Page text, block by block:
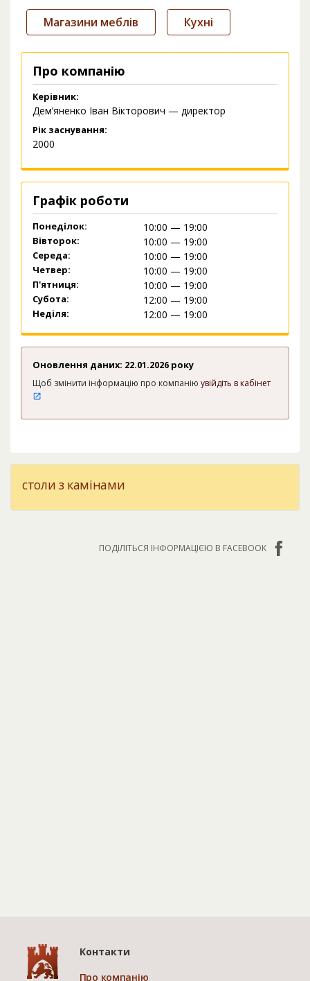
Магазини меблів Кухні
Про компанію
Керівник:
Дем’яненко Іван Вікторович — директор
Рік заснування:
2000
Графік роботи
Понеділок: 10:00 — 19:00
Вівторок: 10:00 — 19:00
Середа: 10:00 — 19:00
Четвер: 10:00 — 19:00
П'ятниця: 10:00 — 19:00
Субота: 12:00 — 19:00
Неділя: 12:00 — 19:00
Оновлення даних: 22.01.2026 року
Щоб змінити інформацію про компанію увійдіть в кабінет
столи з камінами
ПОДІЛІТЬСЯ ІНФОРМАЦІЄЮ В FACEBOOK
Контакти
Про компанію